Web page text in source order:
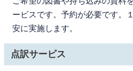
ービスです。予約が必要です。
安に実施します。
点訳サービス